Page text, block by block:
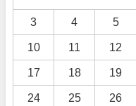
3 4 5
10 11 12
17 18 19
24 25 26